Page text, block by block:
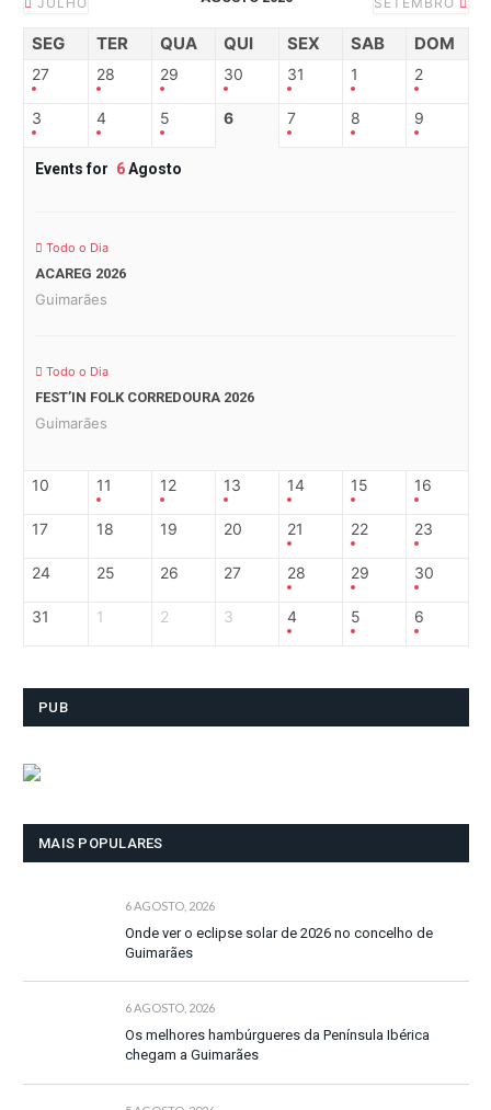
SEG TER QUA QUI SEX SAB DOM
27 28 29 30 31 1 2
3 4 5 6 7 8 9
Events for 6Agosto
Todo o Dia
ACAREG 2026
Guimarães
Todo o Dia
FEST’IN FOLK CORREDOURA 2026
Guimarães
10 11 12 13 14 15 16
17 18 19 20 21 22 23
24 25 26 27 28 29 30
31 1 2 3 4 5 6
PUB
MAIS POPULARES
6 AGOSTO, 2026
Onde ver o eclipse solar de 2026 no concelho de
Guimarães
6 AGOSTO, 2026
Os melhores hambúrgueres da Península Ibérica
chegam a Guimarães